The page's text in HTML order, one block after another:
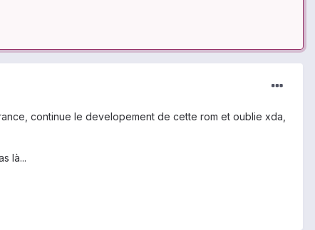
continue le developement de cette rom et oublie xda,
là...